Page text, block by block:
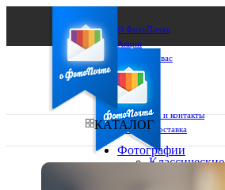
О ФотоПочте
Акции
Сделаем за вас
Бизнесу
FAQ
Франшиза
Поддержка и контакты
Оплата и доставка
КАТАЛОГ
Фотографии
Классические